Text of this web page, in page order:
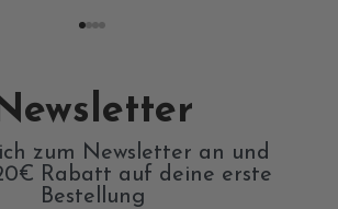
zum Newsletter an und
Rabatt auf deine erste
Bestellung